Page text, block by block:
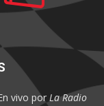
vivo por La Radio